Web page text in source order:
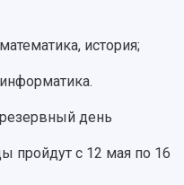
история;
день
пройдут с 12 мая по 16